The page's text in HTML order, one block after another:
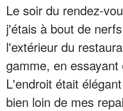
Le soir du rendez-
j'étais à bout de
l'extérieur du
gamme, en
L'endroit était
bien loin de mes